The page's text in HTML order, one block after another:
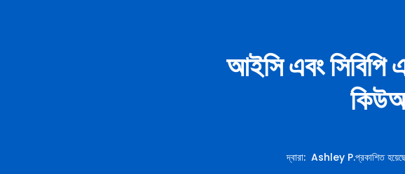
আইসি এবং সিবিপি
দ্বারা:Ashley P.প্রকাশিত